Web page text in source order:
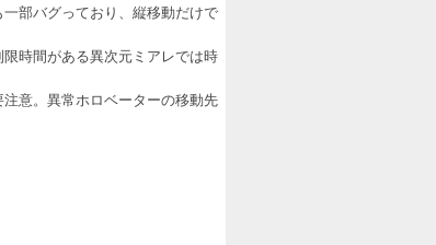
部バグっており、縦移動だけで
時間がある異次元ミアレでは時
意。異常ホロベーターの移動先